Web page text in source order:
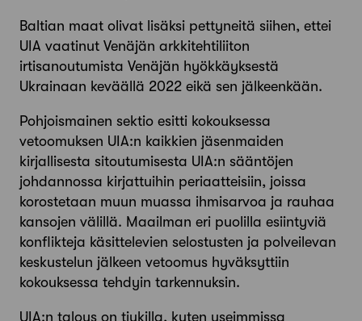
Baltian maat olivat lisäksi pettyneitä siihen, ettei
UIA vaatinut Venäjän arkkitehtiliiton
irtisanoutumista Venäjän hyökkäyksestä
Ukrainaan keväällä 2022 eikä sen jälkeenkään.
Pohjoismainen sektio esitti kokouksessa
vetoomuksen UIA:n kaikkien jäsenmaiden
kirjallisesta sitoutumisesta UIA:n sääntöjen
johdannossa kirjattuihin periaatteisiin, joissa
korostetaan muun muassa ihmisarvoa ja rauhaa
kansojen välillä. Maailman eri puolilla esiintyviä
konflikteja käsittelevien selostusten ja polveilevan
keskustelun jälkeen vetoomus hyväksyttiin
kokouksessa tehdyin tarkennuksin.
UIA:n talous on tiukilla, kuten useimmissa